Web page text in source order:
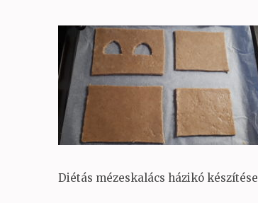
Diétás mézeskalács házikó készítése